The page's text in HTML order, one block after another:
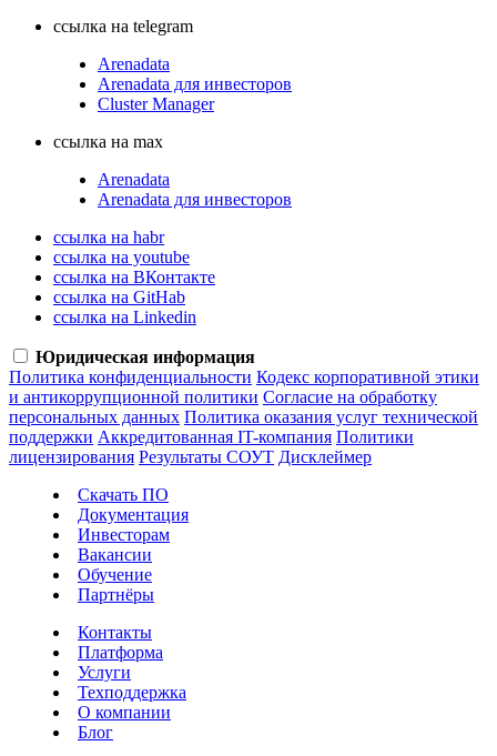
ссылка на telegram
Arenadata
Arenadata для инвесторов
Cluster Manager
ссылка на max
Arenadata
Arenadata для инвесторов
ссылка на habr
ссылка на youtube
ссылка на ВКонтакте
ссылка на GitHab
ссылка на Linkedin
Юридическая информация
Политика конфиденциальности Кодекс корпоративной этики
и антикоррупционной политики Согласие на обработку
персональных данных Политика оказания услуг технической
поддержки Аккредитованная IT-компания Политики
лицензирования Результаты СОУТ Дисклеймер
Скачать ПО
Документация
Инвесторам
Вакансии
Обучение
Партнёры
Контакты
Платформа
Услуги
Техподдержка
О компании
Блог